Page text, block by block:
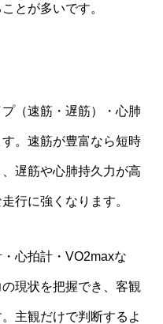
とが多いです。
（速筋・遅筋）・心肺
。速筋が豊富なら短時
遅筋や心肺持久力が高
行に強くなります。
心拍計・VO2maxな
現状を把握でき、客観
主観だけで判断するよ